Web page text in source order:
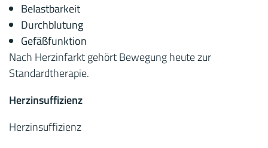
Belastbarkeit
Durchblutung
Gefäßfunktion
Nach Herzinfarkt gehört Bewegung heute zur
Standardtherapie.
Herzinsuffizienz
Herzinsuffizienz